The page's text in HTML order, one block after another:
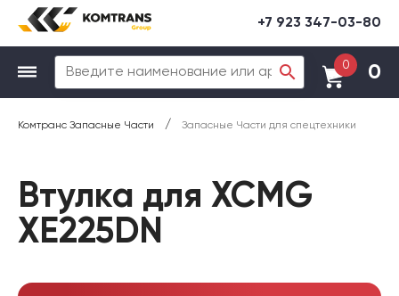
+7 923 347-03-80
0 0
Комтранс Запасные Части / Запасные Части для спецтехники
Втулка для XCMG
XE225DN